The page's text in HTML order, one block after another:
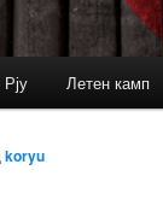
Летен камп
koryu